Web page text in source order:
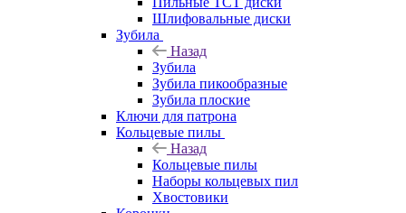
Шлифовальные диски
Зубила
Назад
Зубила
Зубила пикообразные
Зубила плоские
Ключи для патрона
Кольцевые пилы
Назад
Кольцевые пилы
Наборы кольцевых пил
Хвостовики